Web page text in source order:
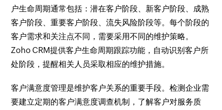
户生命周期通常包括：潜在客户阶段、新客户阶段、成熟
客户阶段、重要客户阶段、流失风险阶段等。每个阶段的
客户需求和关注点不同，需要采用不同的维护策略。
Zoho CRM提供客户生命周期跟踪功能，自动识别客户所
处阶段，提醒相关人员采取相应的维护措施。
客户满意度管理是维护客户关系的重要手段。检测企业需
要建立定期的客户满意度调查机制，了解客户对服务质